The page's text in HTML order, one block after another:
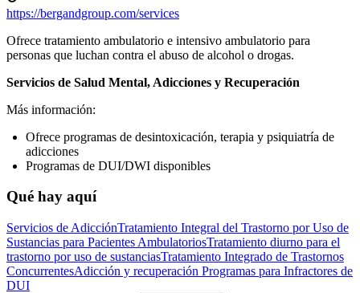
https://bergandgroup.com/services
Ofrece tratamiento ambulatorio e intensivo ambulatorio para
personas que luchan contra el abuso de alcohol o drogas.
Servicios de Salud Mental, Adicciones y Recuperación
Más información:
Ofrece programas de desintoxicación, terapia y psiquiatría de
adicciones
Programas de DUI/DWI disponibles
Qué hay aquí
Servicios de AdicciónTratamiento Integral del Trastorno por Uso de
Sustancias para Pacientes AmbulatoriosTratamiento diurno para el
trastorno por uso de sustanciasTratamiento Integrado de Trastornos
ConcurrentesAdicción y recuperación Programas para Infractores de
DUI